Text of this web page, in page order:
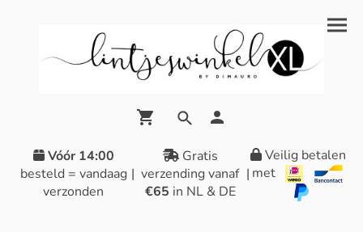
Vóór 14:00
besteld = vandaag
verzonden
|
Gratis
verzending vanaf
€65 in NL & DE
|
Veilig betalen
met